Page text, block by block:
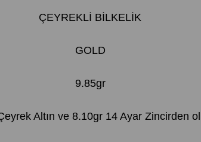
ÇEYREKLİ BİLKELİK
GOLD
9.85gr
Altın ve 8.10gr 14 Ayar Zincirden